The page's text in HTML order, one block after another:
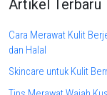
Artikel Terbaru
Cara Merawat Kulit
dan Halal
Skincare untuk Kulit